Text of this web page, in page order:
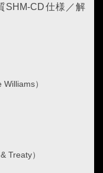
SHM-CD仕様／解
）
Treaty）